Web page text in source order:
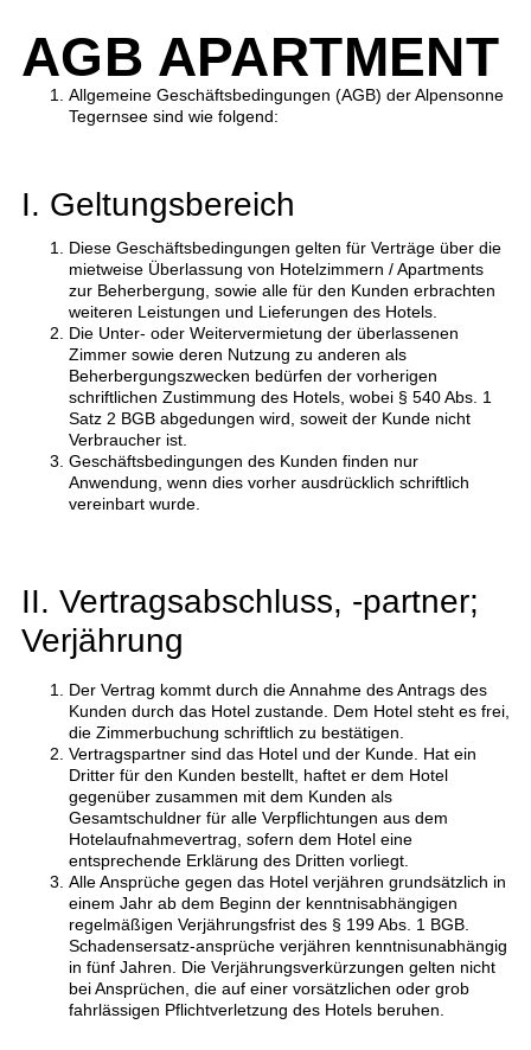
AGB APARTMENT
Allgemeine Geschäftsbedingungen (AGB) der Alpensonne
Tegernsee sind wie folgend:
I. Geltungsbereich
Diese Geschäftsbedingungen gelten für Verträge über die
mietweise Überlassung von Hotelzimmern / Apartments
zur Beherbergung, sowie alle für den Kunden erbrachten
weiteren Leistungen und Lieferungen des Hotels.
Die Unter- oder Weitervermietung der überlassenen
Zimmer sowie deren Nutzung zu anderen als
Beherbergungszwecken bedürfen der vorherigen
schriftlichen Zustimmung des Hotels, wobei § 540 Abs. 1
Satz 2 BGB abgedungen wird, soweit der Kunde nicht
Verbraucher ist.
Geschäftsbedingungen des Kunden finden nur
Anwendung, wenn dies vorher ausdrücklich schriftlich
vereinbart wurde.
II. Vertragsabschluss, -partner;
Verjährung
Der Vertrag kommt durch die Annahme des Antrags des
Kunden durch das Hotel zustande. Dem Hotel steht es frei,
die Zimmerbuchung schriftlich zu bestätigen.
Vertragspartner sind das Hotel und der Kunde. Hat ein
Dritter für den Kunden bestellt, haftet er dem Hotel
gegenüber zusammen mit dem Kunden als
Gesamtschuldner für alle Verpflichtungen aus dem
Hotelaufnahmevertrag, sofern dem Hotel eine
entsprechende Erklärung des Dritten vorliegt.
Alle Ansprüche gegen das Hotel verjähren grundsätzlich in
einem Jahr ab dem Beginn der kenntnisabhängigen
regelmäßigen Verjährungsfrist des § 199 Abs. 1 BGB.
Schadensersatz-ansprüche verjähren kenntnisunabhängig
in fünf Jahren. Die Verjährungsverkürzungen gelten nicht
bei Ansprüchen, die auf einer vorsätzlichen oder grob
fahrlässigen Pflichtverletzung des Hotels beruhen.